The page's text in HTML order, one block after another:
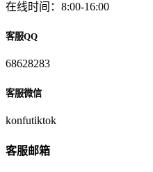
在线时间：8:00-16:00
客服QQ
68628283
客服微信
konfutiktok
客服邮箱